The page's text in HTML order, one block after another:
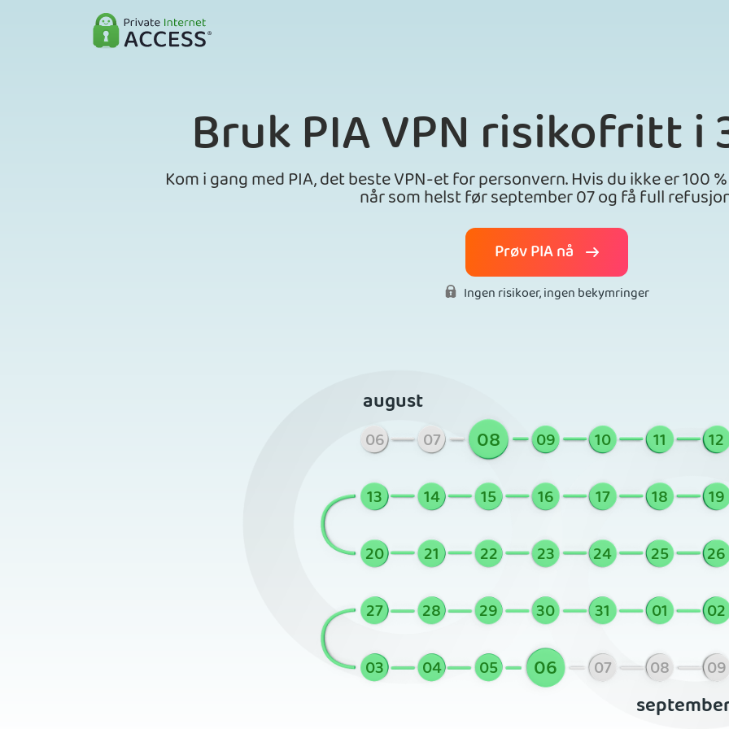
Bruk PIA VPN risikofritt i
Kom i gang med PIA, det beste VPN-et for personvern. Hvis du ikke er 100
når som helst før september 07 og få full
Prøv PIA nå
Ingen risikoer, ingen bekymringer
august
06 07 08 09 10 11
12
13
14 15 16 17 18
19
20
21 22 23 24 25
26
27
28 29 30 31 01
02
03
04 05 06 07 08 09